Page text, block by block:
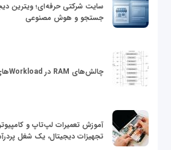
سایت شرکتی حرفه‌ای؛ ویترین
جستجو و هوش مصنوعی
چالش‌های RAM در Workloadهای محاسباتی HPC
آموزش تعمیرات لپ‌تاپ و
تجهیزات دیجیتال، یک شغل